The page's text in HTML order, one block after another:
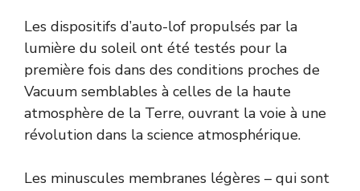
Les dispositifs d’auto-lof propulsés par la
lumière du soleil ont été testés pour la
première fois dans des conditions proches de
Vacuum semblables à celles de la haute
atmosphère de la Terre, ouvrant la voie à une
révolution dans la science atmosphérique.
Les minuscules membranes légères – qui sont